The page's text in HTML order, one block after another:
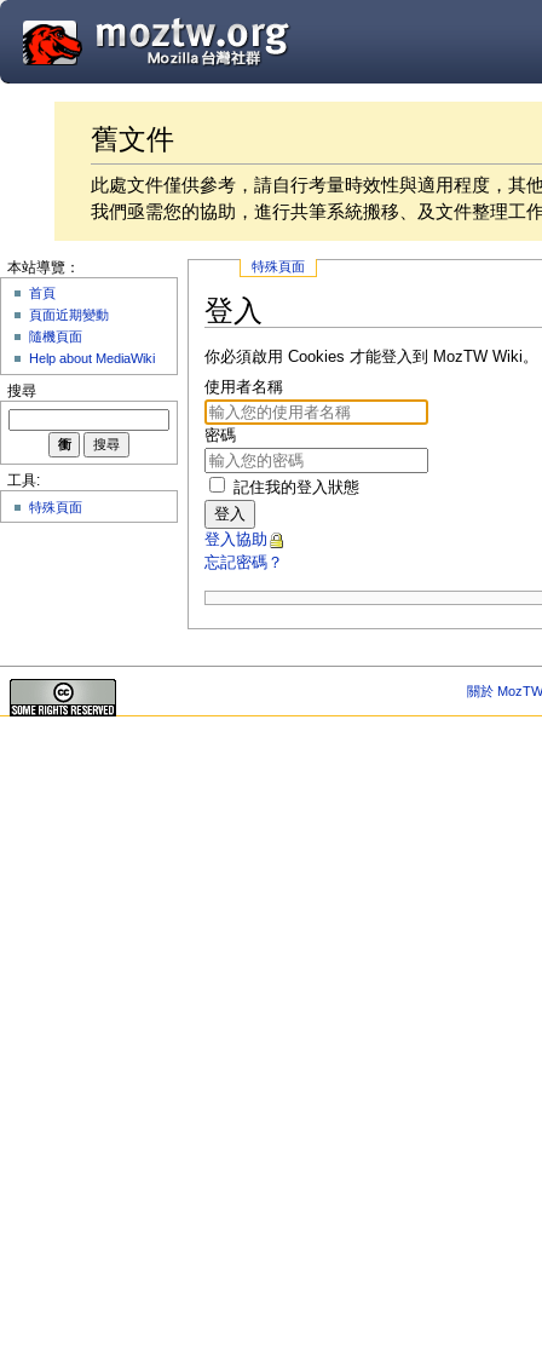
舊文件
此處文件僅供參考，請自行考量時效性與適用程度，其
我們亟需您的協助，進行共筆系統搬移、及文件整理工
特殊頁面
登入
你必須啟用 Cookies 才能登入到 MozTW Wiki。
使用者名稱
密碼
記住我的登入狀態
登入
登入協助
忘記密碼？
本站導覽：
首頁
頁面近期變動
隨機頁面
Help about MediaWiki
搜尋
工具:
特殊頁面
關於